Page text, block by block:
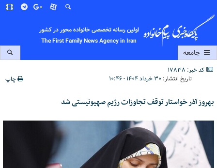
اولین رسانه تخصصی خانواده محور در کشور
The First Family News Agency in Iran
جامعه
کد خبر: 17838
تاریخ انتشار: ۳۰ خرداد ۱۴۰۴ - ۱۰:۴۶ چاپ
بهروز آذر خواستار توقف تجاوزات رژیم صهیونیستی شد